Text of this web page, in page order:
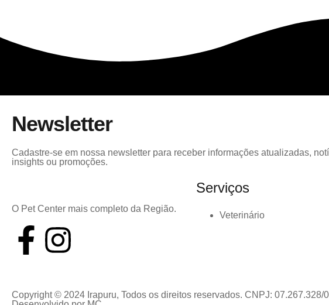
Newsletter
Cadastre-se em nossa newsletter para receber informações atualizadas,
insights ou promoções.
O Pet Center mais completo da Região.
Serviços
Veterinário
Copyright © 2024 Irapuru, Todos os direitos reservados. CNPJ: 07.267.328/